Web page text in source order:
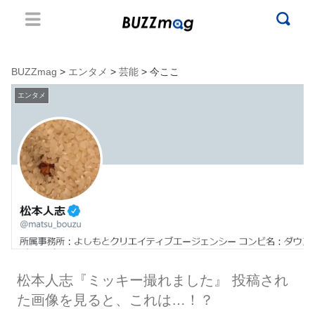
BUZZmag > エンタメ > 芸能 > 今ここ
エンタメ
松本人志『ミッキー撮れました』 投稿され
た画像を見ると、これは…！？